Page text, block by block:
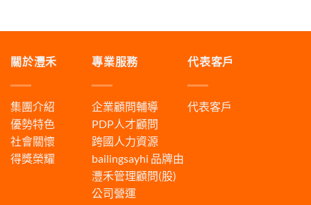
關於灃禾
集團介紹
優勢特色
社會關懷
得獎榮耀
專業服務
企業顧問輔導
PDP人才顧問
跨國人力資源
bailingsayhi 品牌由
灃禾管理顧問(股)
公司營運
代表客戶
代表客戶